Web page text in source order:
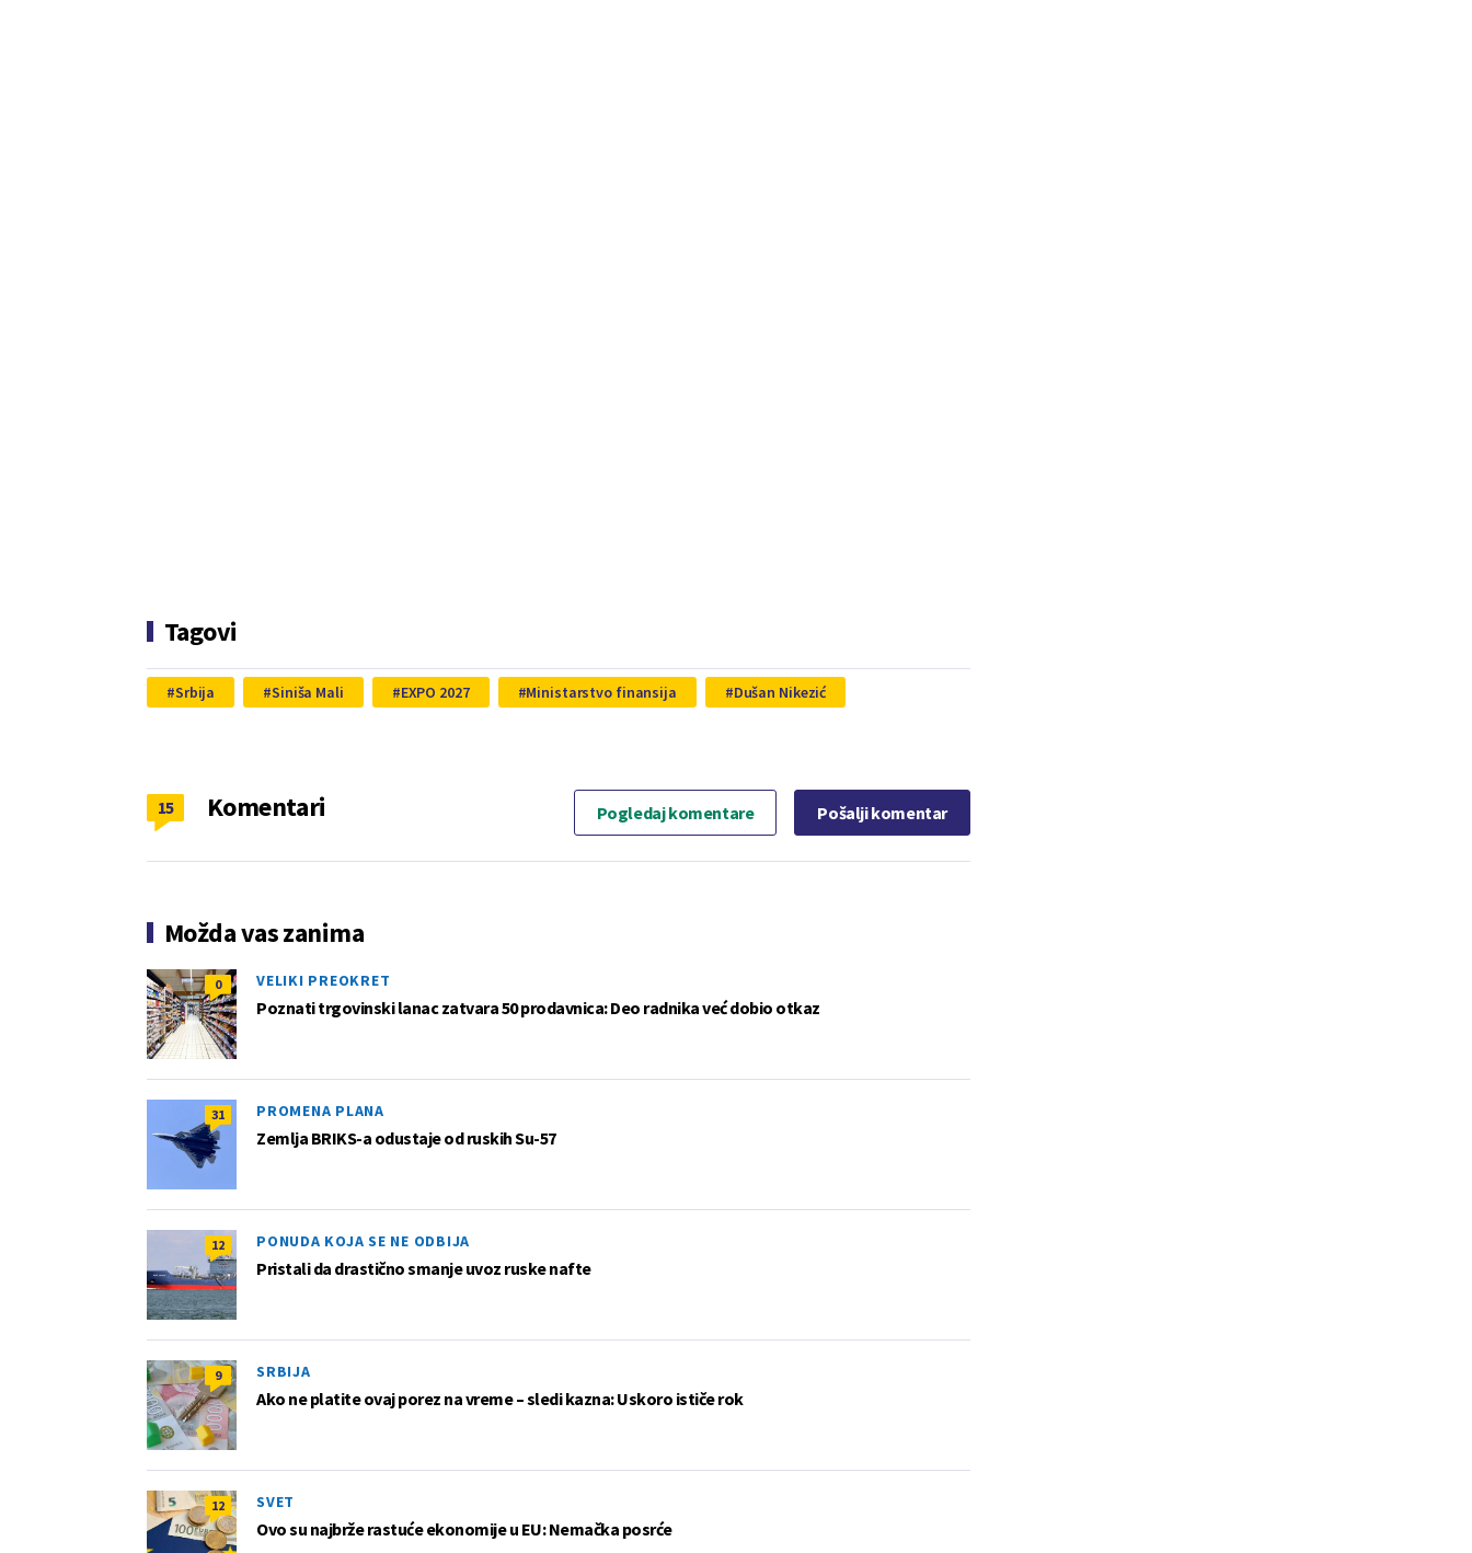
Tagovi
Srbija Siniša Mali EXPO 2027 Ministarstvo finansija Dušan Nikezić
Komentari
15 Pogledaj komentare Pošalji komentar
Možda vas zanima
0 VELIKI PREOKRET
Poznati trgovinski lanac zatvara 50 prodavnica: Deo radnika već dobio otkaz
31 PROMENA PLANA
Zemlja BRIKS-a odustaje od ruskih Su-57
12 PONUDA KOJA SE NE ODBIJA
Pristali da drastično smanje uvoz ruske nafte
9 SRBIJA
Ako ne platite ovaj porez na vreme – sledi kazna: Uskoro ističe rok
12 SVET
Ovo su najbrže rastuće ekonomije u EU: Nemačka posrće